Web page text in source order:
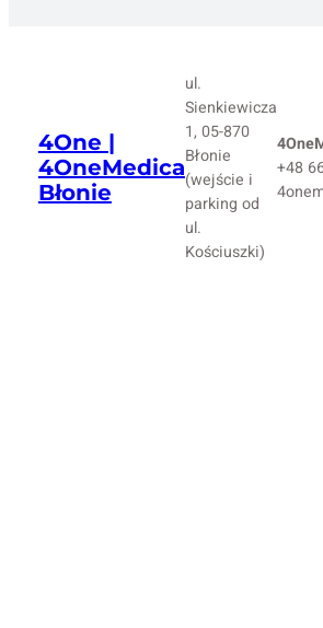
4One |
4OneMedica
Błonie
ul.
Sienkiewicza
1, 05-870
Błonie
(wejście i
parking od
ul.
Kościuszki)
+48